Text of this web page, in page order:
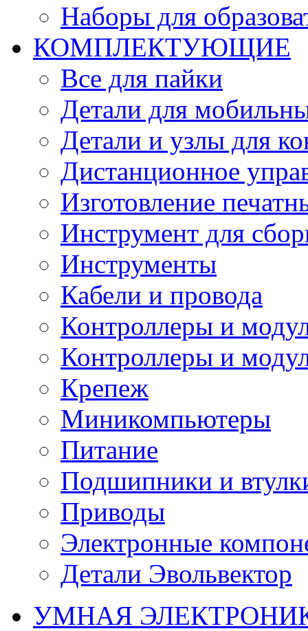
Наборы для
КОМПЛЕКТУЮЩИЕ
Все для пайки
Детали для
Детали и узлы для
Дистанционное
Изготовление
Инструмент для
Инструменты
Кабели и провода
Контроллеры и
Контроллеры и
Крепеж
Миникомпьютеры
Питание
Подшипники и
Приводы
Электронные
Детали Эвольвектор
УМНАЯ